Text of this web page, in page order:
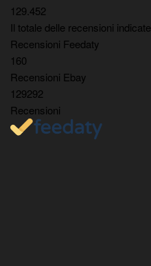
129.452
Il totale delle recensioni
Recensioni Feedaty
160
Recensioni Ebay
129292
Recensioni